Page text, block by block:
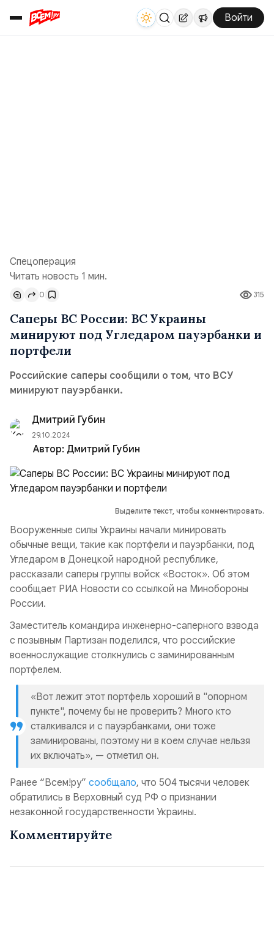
Войти
Спецоперация
Читать новость 1 мин.
315
0
Саперы ВС России: ВС Украины
минируют под Угледаром пауэрбанки и
портфели
Российские саперы сообщили о том, что ВСУ
минируют пауэрбанки.
Дмитрий Губин
29.10.2024
Автор: Дмитрий Губин
Выделите текст, чтобы комментировать.
Вооруженные силы Украины начали минировать
обычные вещи, такие как портфели и пауэрбанки, под
Угледаром в Донецкой народной республике,
рассказали саперы группы войск «Восток». Об этом
сообщает РИА Новости со ссылкой на Минобороны
России.
Заместитель командира инженерно-саперного взвода
с позывным Партизан поделился, что российские
военнослужащие столкнулись с заминированным
портфелем.
«Вот лежит этот портфель хороший в "опорном
пункте", почему бы не проверить? Много кто
сталкивался и с пауэрбанками, они тоже
заминированы, поэтому ни в коем случае нельзя
их включать», — отметил он.
Ранее “Всем!ру” сообщало, что 504 тысячи человек
обратились в Верховный суд РФ о признании
незаконной государственности Украины.
Комментируйте